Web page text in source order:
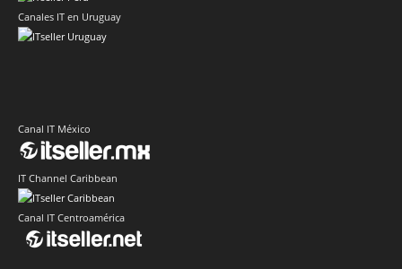
Canales IT en Uruguay
Canal IT México
IT Channel Caribbean
Canal IT Centroamérica